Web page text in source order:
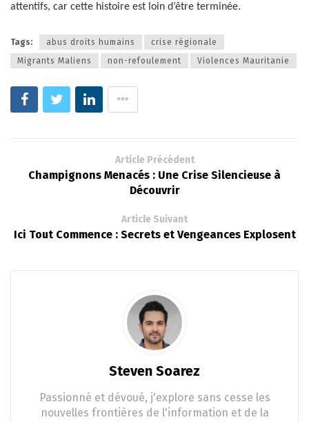
attentifs, car cette histoire est loin d’être terminée.
Tags: abus droits humains
crise régionale
Migrants Maliens
non-refoulement Violences Mauritanie
Article Précédent
Champignons Menacés : Une Crise Silencieuse à
Découvrir
Article Suivant
Ici Tout Commence : Secrets et Vengeances Explosent
Steven Soarez
Passionné et dévoué, j'explore sans cesse les
nouvelles frontières de l'information et de la